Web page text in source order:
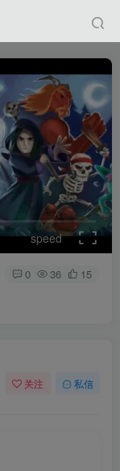
speed
0 36 15
关注 私信